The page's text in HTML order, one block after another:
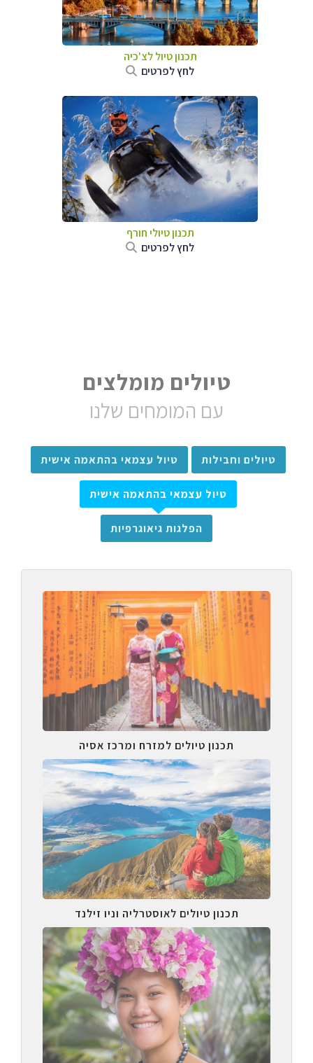
תכנון טיול לצ'כיה
לחץ לפרטים
תכנון טיולי חורף
לחץ לפרטים
טיולים מומלצים
עם המומחים שלנו
טיולים וחבילות טיול עצמאי בהתאמה אישית
טיול עצמאי בהתאמה אישית
הפלגות גיאוגרפיות
תכנון טיולים למזרח ומרכז אסיה
תכנון טיולים לאוסטרליה וניו זילנד